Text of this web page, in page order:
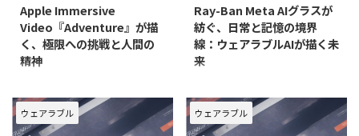
Apple Immersive
Video『Adventure』が描
く、極限への挑戦と人間の
精神
私たちの映像体験を根底から変え
つつあります。特に、Apple
Vision Proで提供されるApple
Ray-Ban Meta AIグラスが
紡ぐ、日常と記憶の境界
線：ウェアラブルAIが描く未
来
活に深く浸透し、その境界線はま
すます曖昧になりつつあります。
特に「ウェアラブル」という概念
ウェアラブル ウェアラブル